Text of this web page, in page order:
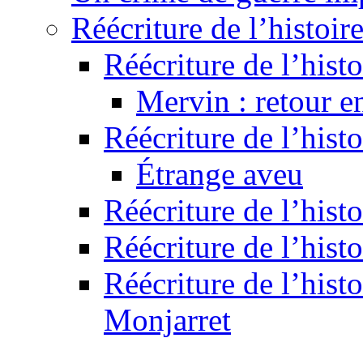
Réécriture de
Réécriture de
Mervin : retour
Réécriture de
Étrange aveu
Réécriture de
Réécriture de
Réécriture de
Monjarret